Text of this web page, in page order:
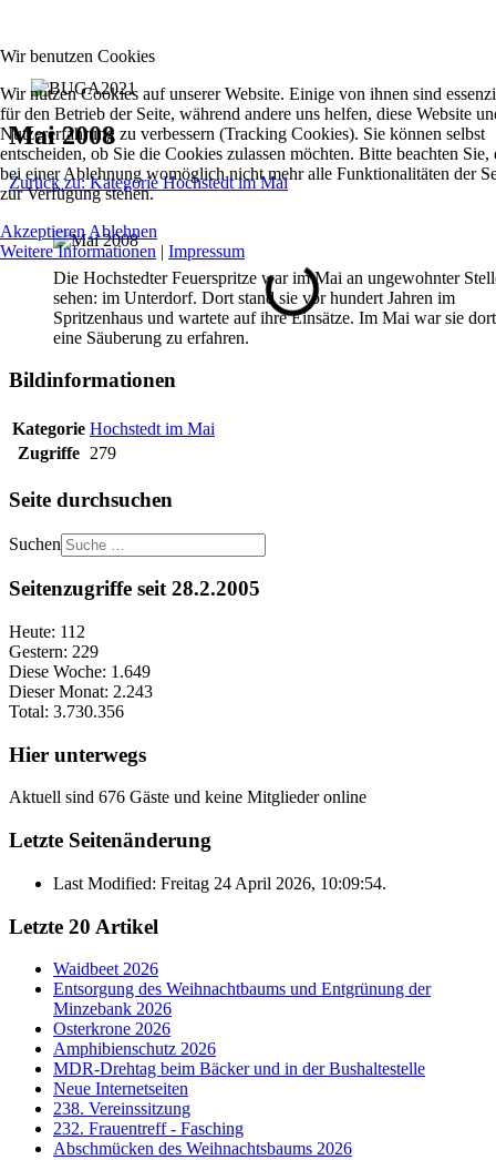
Mai 2008
Zurück zu: Kategorie Hochstedt im Mai
Die Hochstedter Feuerspritze war im Mai an ungewohnter
sehen: im Unterdorf. Dort stand sie vor hundert Jahren im
Spritzenhaus und wartete auf ihre Einsätze. Im Mai war sie
eine Säuberung zu erfahren.
Bildinformationen
Kategorie Hochstedt im Mai
Zugriffe 279
Seite durchsuchen
Suchen
Seitenzugriffe seit 28.2.2005
Heute: 112
Gestern: 229
Diese Woche: 1.649
Dieser Monat: 2.243
Total: 3.730.356
Hier unterwegs
Aktuell sind 676 Gäste und keine Mitglieder online
Letzte Seitenänderung
Last Modified: Freitag 24 April 2026, 10:09:54.
Letzte 20 Artikel
Waidbeet 2026
Entsorgung des Weihnachtbaums und Entgrünung der
Minzebank 2026
Osterkrone 2026
Amphibienschutz 2026
MDR-Drehtag beim Bäcker und in der Bushaltestelle
Neue Internetseiten
238. Vereinssitzung
232. Frauentreff - Fasching
Abschmücken des Weihnachtsbaums 2026
Wir benutzen Cookies
Wir nutzen Cookies auf unserer Website. Einige von ihnen sind
für den Betrieb der Seite, während andere uns helfen, diese Website
Nutzererfahrung zu verbessern (Tracking Cookies). Sie können selbst
entscheiden, ob Sie die Cookies zulassen möchten. Bitte beachten Sie,
bei einer Ablehnung womöglich nicht mehr alle Funktionalitäten der
zur Verfügung stehen.
Akzeptieren Ablehnen
Weitere Informationen | Impressum